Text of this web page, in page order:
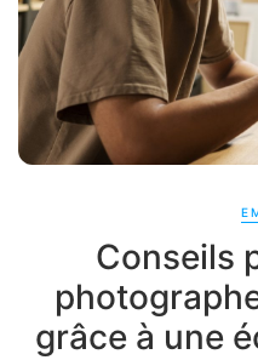
Conseils
grâce à une